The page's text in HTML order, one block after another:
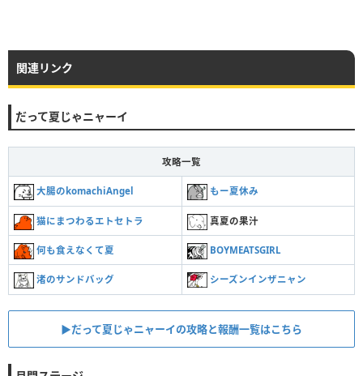
関連リンク
だって夏じゃニャーイ
攻略一覧
大腸のkomachiAngel もー夏休み
猫にまつわるエトセトラ 真夏の果汁
何も食えなくて夏 BOYMEATSGIRL
渚のサンドバッグ シーズンインザニャン
▶︎だって夏じゃニャーイの攻略と報酬一覧はこちら